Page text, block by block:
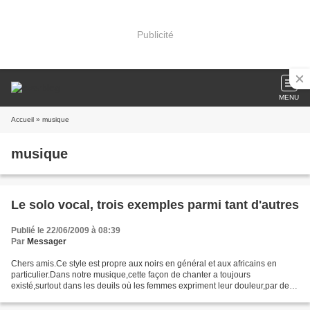
Publicité
MENU
Accueil » musique
musique
Le solo vocal, trois exemples parmi tant d'autres
Publié le 22/06/2009 à 08:39
Par Messager
Chers amis.Ce style est propre aux noirs en général et aux africains en
particulier.Dans notre musique,cette façon de chanter a toujours
existé,surtout dans les deuils où les femmes expriment leur douleur,par des